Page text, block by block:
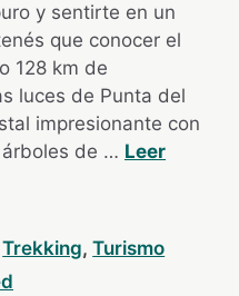
y sentirte en un
que conocer el
128 km de
luces de Punta del
impresionante con
de … Leer
Trekking,Turismo